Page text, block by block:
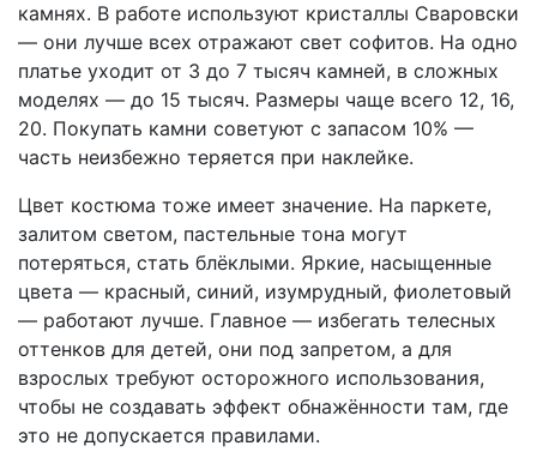
камнях. В работе используют кристаллы Сваровски
— они лучше всех отражают свет софитов. На одно
платье уходит от 3 до 7 тысяч камней, в сложных
моделях — до 15 тысяч. Размеры чаще всего 12, 16,
20. Покупать камни советуют с запасом 10% —
часть неизбежно теряется при наклейке.
Цвет костюма тоже имеет значение. На паркете,
залитом светом, пастельные тона могут
потеряться, стать блёклыми. Яркие, насыщенные
цвета — красный, синий, изумрудный, фиолетовый
— работают лучше. Главное — избегать телесных
оттенков для детей, они под запретом, а для
взрослых требуют осторожного использования,
чтобы не создавать эффект обнажённости там, где
это не допускается правилами.